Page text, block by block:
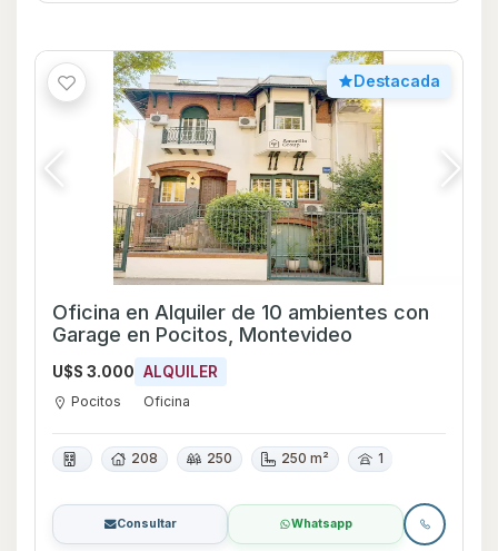
Destacada
Oficina en Alquiler de 10 ambientes con
Garage en Pocitos, Montevideo
U$S 3.000 ALQUILER
Pocitos Oficina
208 250 250 m² 1
Consultar Whatsapp